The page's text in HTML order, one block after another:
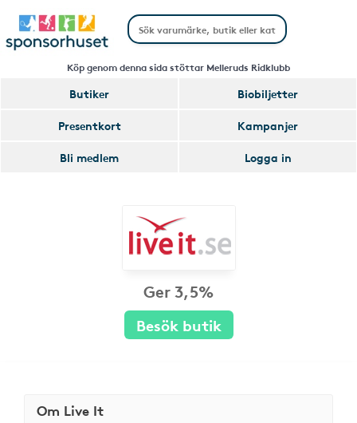
Köp genom denna sida stöttar Melleruds Ridklubb
Butiker
Biobiljetter
Presentkort
Kampanjer
Bli medlem
Logga in
Ger 3,5%
Besök butik
Om Live It